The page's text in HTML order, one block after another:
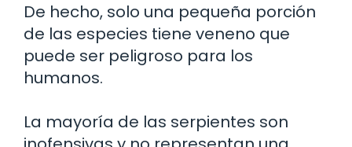
De hecho, solo una pequeña porción
de las especies tiene veneno que
puede ser peligroso para los
humanos.
La mayoría de las serpientes son